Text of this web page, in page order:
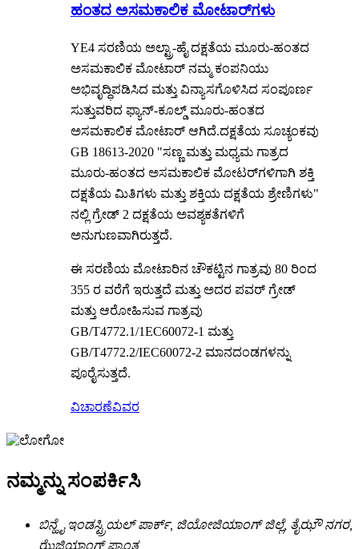
ಹಂತದ ಅಸಮಕಾಲಿಕ ಮೋಟಾರ್‌ಗಳು
YE4 ಸರಣಿಯ ಅಲ್ಟ್ರಾ-ಹೈ ದಕ್ಷತೆಯ ಮೂರು-ಹಂತದ
ಅಸಮಕಾಲಿಕ ಮೋಟಾರ್ ನಮ್ಮ ಕಂಪನಿಯು
ಅಭಿವೃದ್ಧಿಪಡಿಸಿದ ಮತ್ತು ವಿನ್ಯಾಸಗೊಳಿಸಿದ ಸಂಪೂರ್ಣ
ಸುತ್ತುವರಿದ ಫ್ಯಾನ್-ಕೂಲ್ಡ್ ಮೂರು-ಹಂತದ
ಅಸಮಕಾಲಿಕ ಮೋಟಾರ್ ಆಗಿದೆ.ದಕ್ಷತೆಯ ಸೂಚ್ಯಂಕವು
GB 18613-2020 "ಸಣ್ಣ ಮತ್ತು ಮಧ್ಯಮ ಗಾತ್ರದ
ಮೂರು-ಹಂತದ ಅಸಮಕಾಲಿಕ ಮೋಟರ್‌ಗಳಿಗಾಗಿ ಶಕ್ತಿ
ದಕ್ಷತೆಯ ಮಿತಿಗಳು ಮತ್ತು ಶಕ್ತಿಯ ದಕ್ಷತೆಯ ಶ್ರೇಣಿಗಳು"
ನಲ್ಲಿ ಗ್ರೇಡ್ 2 ದಕ್ಷತೆಯ ಅವಶ್ಯಕತೆಗಳಿಗೆ
ಅನುಗುಣವಾಗಿರುತ್ತದೆ.
ಈ ಸರಣಿಯ ಮೋಟಾರಿನ ಚೌಕಟ್ಟಿನ ಗಾತ್ರವು 80 ರಿಂದ
355 ರ ವರೆಗೆ ಇರುತ್ತದೆ ಮತ್ತು ಅದರ ಪವರ್ ಗ್ರೇಡ್
ಮತ್ತು ಆರೋಹಿಸುವ ಗಾತ್ರವು
GB/T4772.1/1EC60072-1 ಮತ್ತು
GB/T4772.2/IEC60072-2 ಮಾನದಂಡಗಳನ್ನು
ಪೂರೈಸುತ್ತದೆ.
ವಿಚಾರಣೆವಿವರ
ನಮ್ಮನ್ನು ಸಂಪರ್ಕಿಸಿ
ಬಿನ್ಹೈ ಇಂಡಸ್ಟ್ರಿಯಲ್ ಪಾರ್ಕ್, ಜಿಯೋಜಿಯಾಂಗ್ ಜಿಲ್ಲೆ, ತೈಝೌ ನಗರ,
ಝೆಜಿಯಾಂಗ್ ಪ್ರಾಂತ್ಯ